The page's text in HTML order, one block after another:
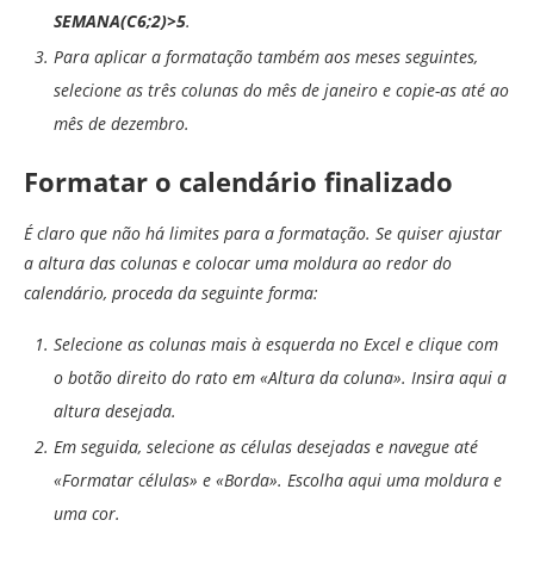
SEMANA(C6;2)>5.
Para aplicar a formatação também aos meses seguintes,
selecione as três colunas do mês de janeiro e copie-as até ao
mês de dezembro.
Formatar o calendário finalizado
É claro que não há limites para a formatação. Se quiser ajustar
a altura das colunas e colocar uma moldura ao redor do
calendário, proceda da seguinte forma:
Selecione as colunas mais à esquerda no Excel e clique com
o botão direito do rato em «Altura da coluna». Insira aqui a
altura desejada.
Em seguida, selecione as células desejadas e navegue até
«Formatar células» e «Borda». Escolha aqui uma moldura e
uma cor.